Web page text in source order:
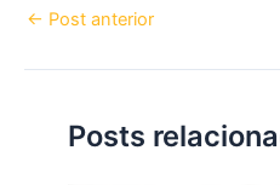
← Post anterior
Posts